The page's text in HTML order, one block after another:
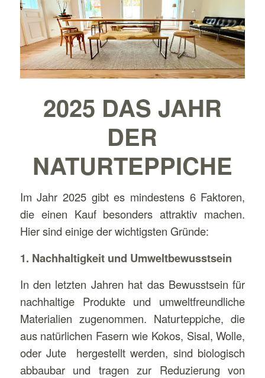
2025 DAS JAHR
DER
NATURTEPPICHE
Im Jahr 2025 gibt es mindestens 6 Faktoren,
die einen Kauf besonders attraktiv machen.
Hier sind einige der wichtigsten Gründe:
1. Nachhaltigkeit und Umweltbewusstsein
In den letzten Jahren hat das Bewusstsein für
nachhaltige Produkte und umweltfreundliche
Materialien zugenommen. Naturteppiche, die
aus natürlichen Fasern wie Kokos, Sisal, Wolle,
oder Jute hergestellt werden, sind biologisch
abbaubar und tragen zur Reduzierung von